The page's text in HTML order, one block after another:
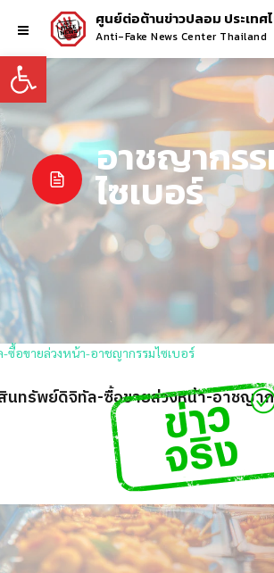
Open toolbar
ศูนย์ต่อต้านข่าวปลอม ประเทศ
Anti-Fake News Center Thailand
อาชญากร
ไซเบอร์
นทรัพย์ดิจิทัล-ซื้อขายล่วงหน้า-อาชญาก